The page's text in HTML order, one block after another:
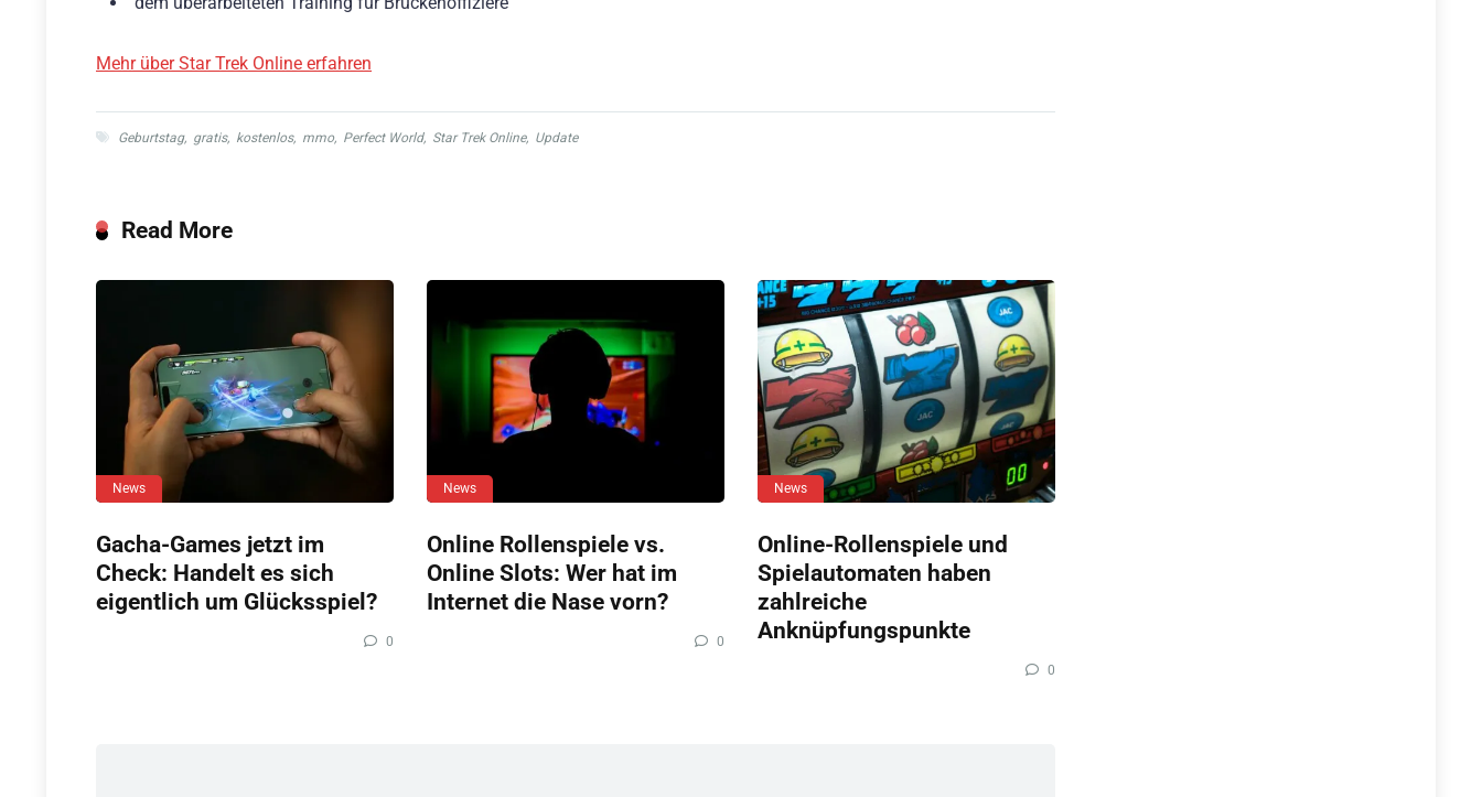
Mehr über Star Trek Online erfahren
Geburtstag, gratis, kostenlos, mmo, Perfect World, Star Trek Online, Update
Read More
News
Gacha-Games jetzt im
Check: Handelt es sich
eigentlich um Glücksspiel?
0
News
Online Rollenspiele vs.
Online Slots: Wer hat im
Internet die Nase vorn?
0
News
Online-Rollenspiele und
Spielautomaten haben
zahlreiche
Anknüpfungspunkte
0